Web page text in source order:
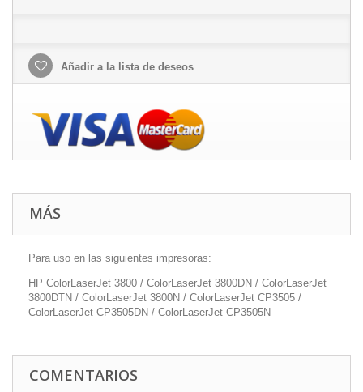
Añadir a la lista de deseos
MÁS
Para uso en las siguientes impresoras:
HP ColorLaserJet 3800 / ColorLaserJet 3800DN / ColorLaserJet
3800DTN / ColorLaserJet 3800N / ColorLaserJet CP3505 /
ColorLaserJet CP3505DN / ColorLaserJet CP3505N
COMENTARIOS